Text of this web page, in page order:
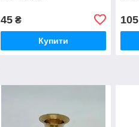
45₴
Купити
105